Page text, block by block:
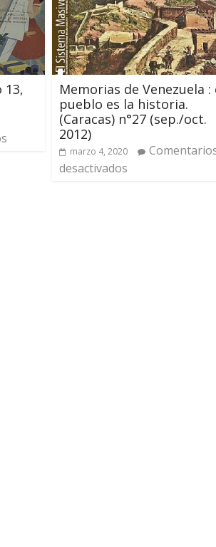
13,
Memorias de Venezuela :
pueblo es la historia.
(Caracas) n°27 (sep./oct.
2012)
marzo 4, 2020
desactivados